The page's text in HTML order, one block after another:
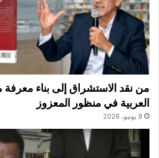
من نقد الاستشراق إلى بناء معرفة
العربية في منظور المعزوز
9 يونيو، 2026